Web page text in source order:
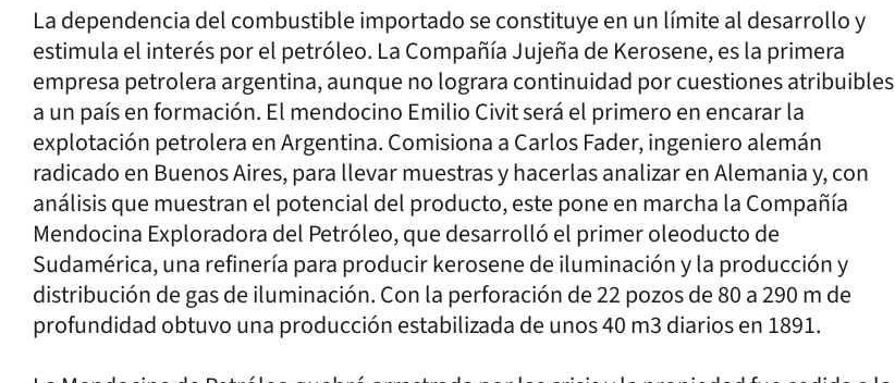
La dependencia del combustible importado se constituye en un límite al desarrollo y
estimula el interés por el petróleo. La Compañía Jujeña de Kerosene, es la primera
empresa petrolera argentina, aunque no lograra continuidad por cuestiones atribuibles
a un país en formación. El mendocino Emilio Civit será el primero en encarar la
explotación petrolera en Argentina. Comisiona a Carlos Fader, ingeniero alemán
radicado en Buenos Aires, para llevar muestras y hacerlas analizar en Alemania y, con
análisis que muestran el potencial del producto, este pone en marcha la Compañía
Mendocina Exploradora del Petróleo, que desarrolló el primer oleoducto de
Sudamérica, una refinería para producir kerosene de iluminación y la producción y
distribución de gas de iluminación. Con la perforación de 22 pozos de 80 a 290 m de
profundidad obtuvo una producción estabilizada de unos 40 m3 diarios en 1891.